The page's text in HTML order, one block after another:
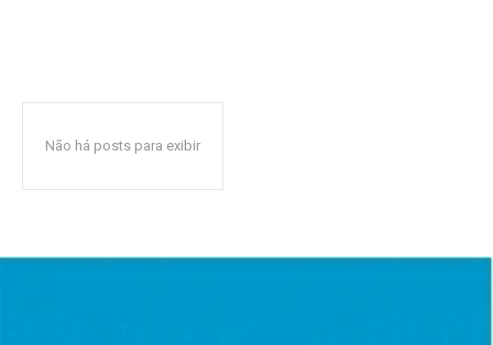
Não há posts para exibir